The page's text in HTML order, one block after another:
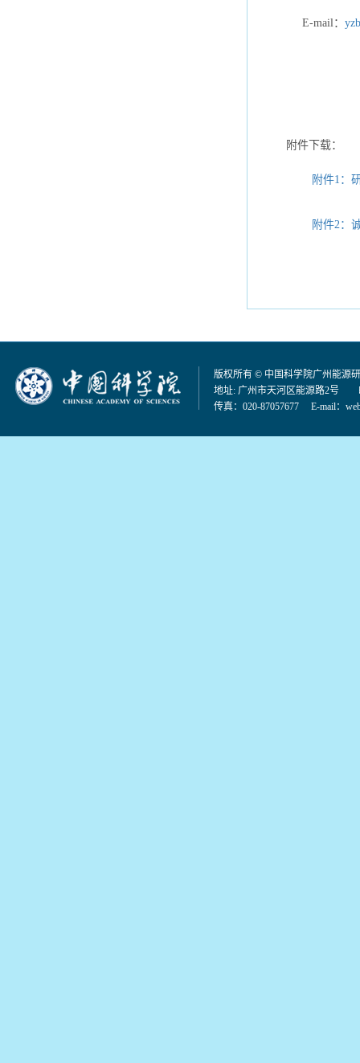
E-mail：
附件下载：
附件1：
附件2：
版权所有 © 中国科学院广州能源
地址: 广州市天河区能源路2号
传真：020-87057677 E-mail：